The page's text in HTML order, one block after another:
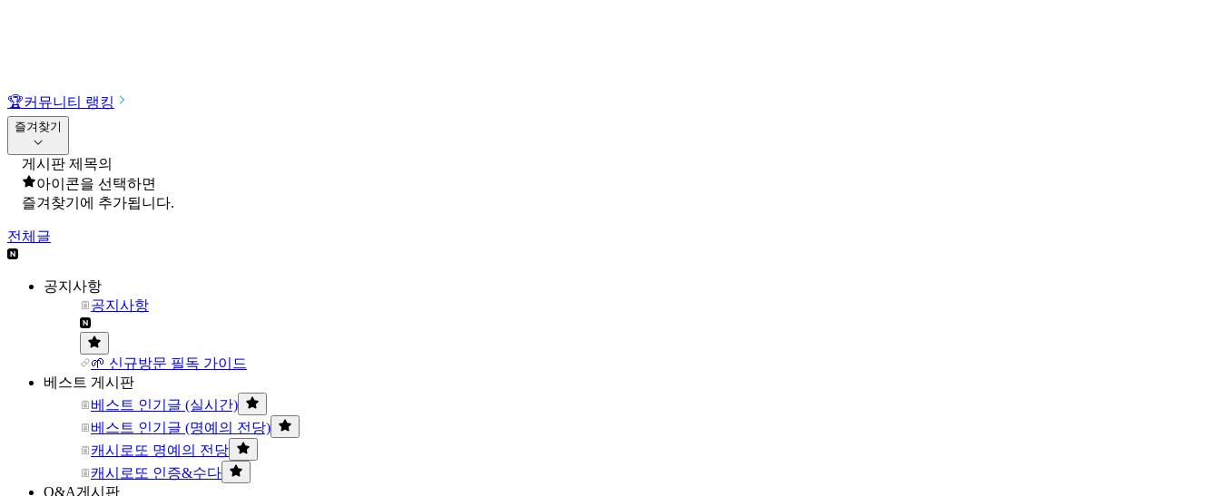
🏆커뮤니티 랭킹
즐겨찾기
게시판 제목의
아이콘을 선택하면
즐겨찾기에 추가됩니다.
전체글
공지사항
공지사항
🌱 신규방문 필독 가이드
베스트 게시판
베스트 인기글 (실시간)
베스트 인기글 (명예의 전당)
캐시로또 명예의 전당
캐시로또 인증&수다
Q&A게시판